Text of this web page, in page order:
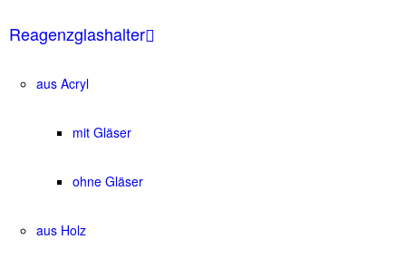
Reagenzglashalter
aus Acryl
mit Gläser
ohne Gläser
aus Holz